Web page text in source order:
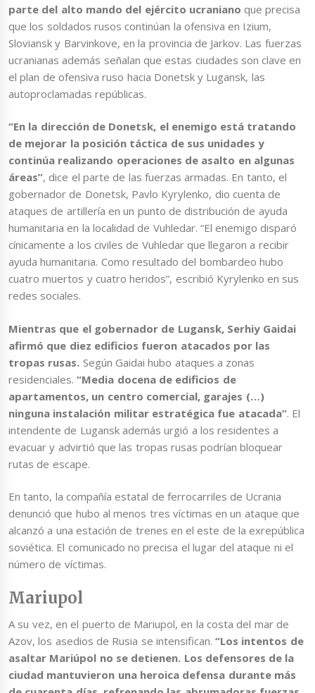
parte del alto mando del ejército ucraniano que precisa
que los soldados rusos continúan la ofensiva en Izium,
Sloviansk y Barvinkove, en la provincia de Jarkov. Las fuerzas
ucranianas además señalan que estas ciudades son clave en
el plan de ofensiva ruso hacia Donetsk y Lugansk, las
autoproclamadas repúblicas.
“En la dirección de Donetsk, el enemigo está tratando
de mejorar la posición táctica de sus unidades y
continúa realizando operaciones de asalto en algunas
áreas”, dice el parte de las fuerzas armadas. En tanto, el
gobernador de Donetsk, Pavlo Kyrylenko, dio cuenta de
ataques de artillería en un punto de distribución de ayuda
humanitaria en la localidad de Vuhledar. “El enemigo disparó
cínicamente a los civiles de Vuhledar que llegaron a recibir
ayuda humanitaria. Como resultado del bombardeo hubo
cuatro muertos y cuatro heridos”, escribió Kyrylenko en sus
redes sociales.
Mientras que el gobernador de Lugansk, Serhiy Gaidai
afirmó que diez edificios fueron atacados por las
tropas rusas. Según Gaidai hubo ataques a zonas
residenciales.“Media docena de edificios de
apartamentos, un centro comercial, garajes (…)
ninguna instalación militar estratégica fue atacada”. El
intendente de Lugansk además urgió a los residentes a
evacuar y advirtió que las tropas rusas podrían bloquear
rutas de escape.
En tanto, la compañía estatal de ferrocarriles de Ucrania
denunció que hubo al menos tres víctimas en un ataque que
alcanzó a una estación de trenes en el este de la exrepública
soviética. El comunicado no precisa el lugar del ataque ni el
número de víctimas.
Mariupol
A su vez, en el puerto de Mariupol, en la costa del mar de
Azov, los asedios de Rusia se intensifican.“Los intentos de
asaltar Mariúpol no se detienen. Los defensores de la
ciudad mantuvieron una heroica defensa durante más